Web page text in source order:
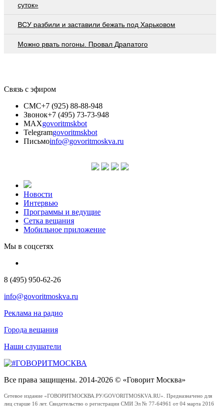
суток»
ВСУ разбили и заставили бежать под Харьковом
Можно рвать погоны. Провал Драпатого
Связь с эфиром
СМС+7 (925) 88-88-948
Звонок+7 (495) 73-73-948
MAXgovoritmskbot
Telegramgovoritmskbot
Письмоinfo@govoritmoskva.ru
Новости
Интервью
Программы и ведущие
Сетка вещания
Мобильное приложение
Мы в соцсетях
8 (495) 950-62-26
info@govoritmoskva.ru
Реклама на радио
Города вещания
Наши слушатели
Все права защищены. 2014-2026 © «Говорит Москва»
Сетевое издание «ГОВОРИТМОСКВА.РУ/GOVORITMOSKVA.RU». Предназначено для
лиц старше 16 лет. Свидетельство о регистрации СМИ Эл № 77-64961 от 04 марта 2016